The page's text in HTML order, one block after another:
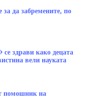
за да забремените, по
здрави како децата
вели науката
помошник на